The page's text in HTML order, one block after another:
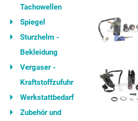
Tachowellen
Spiegel
Sturzhelm -
Bekleidung
Vergaser -
Kraftstoffzufuhr
Werkstattbedarf
Zubehör und